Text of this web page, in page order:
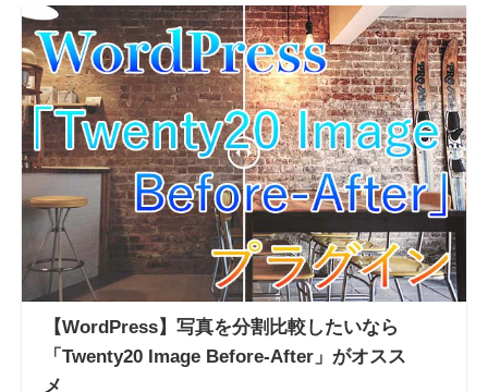
【WordPress】写真を分割比較したいなら
「Twenty20 Image Before-After」がオスス
メ